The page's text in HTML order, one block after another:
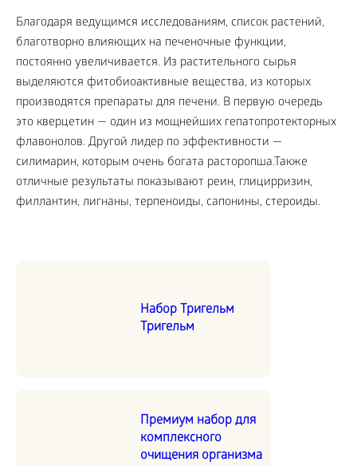
Благодаря ведущимся исследованиям, список растений,
благотворно влияющих на печеночные функции,
постоянно увеличивается. Из растительного сырья
выделяются фитобиоактивные вещества, из которых
производятся препараты для печени. В первую очередь
это кверцетин — один из мощнейших гепатопротекторных
флавонолов. Другой лидер по эффективности —
силимарин, которым очень богата расторопша.Также
отличные результаты показывают реин, глицирризин,
филлантин, лигнаны, терпеноиды, сапонины, стероиды.
Набор Тригельм
Тригельм
Премиум набор для
комплексного
очищения организма